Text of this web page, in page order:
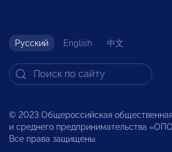
Русский English 中文
© 2023 Общероссийская общественная
и среднего предпринимательства
Все права защищены.